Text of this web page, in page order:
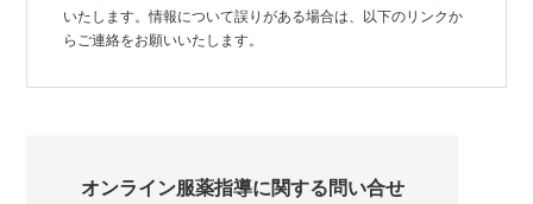
いたします。情報について誤りがある場合は、以下のリンクか
らご連絡をお願いいたします。
オンライン服薬指導に関する問い合せ